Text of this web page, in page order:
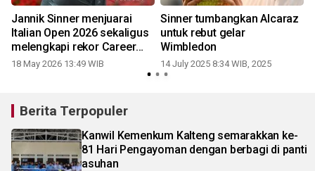
Jannik Sinner menjuarai
Italian Open 2026 sekaligus
melengkapi rekor Career
Golden Masters
18 May 2026 13:49 WIB
Sinner tumbangkan Alcaraz
untuk rebut gelar
Wimbledon
14 July 2025 8:34 WIB, 2025
Berita Terpopuler
Kanwil Kemenkum Kalteng semarakkan ke-
81 Hari Pengayoman dengan berbagi di panti
asuhan